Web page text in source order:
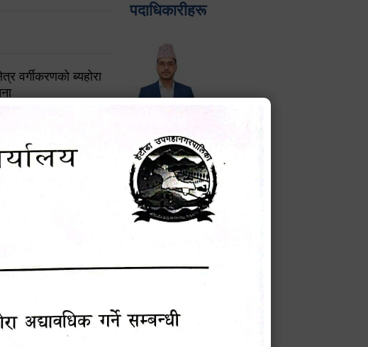
वर्गीकरणको ब्यहोरा
सम्बन्धी सूचना !
सूचना
जिम्मेवारी
।
पदाधिकारीहरू
प्रमुख प्रशासकीय अधिकृत
Phone: 9855010111
सविन न्यौपाने